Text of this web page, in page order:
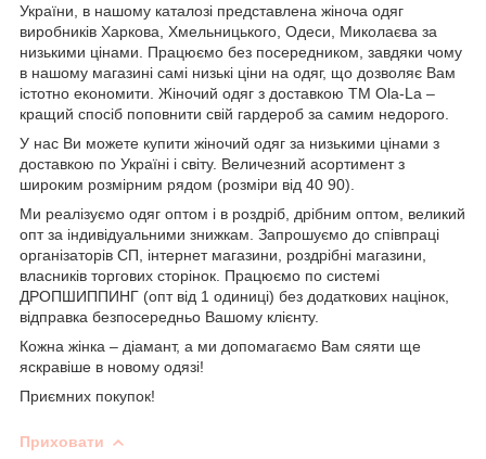
України, в нашому каталозі представлена жіноча одяг
виробників Харкова, Хмельницького, Одеси, Миколаєва за
низькими цінами. Працюємо без посередником, завдяки чому
в нашому магазині самі низькі ціни на одяг, що дозволяє Вам
істотно економити. Жіночий одяг з доставкою TM Ola-La –
кращий спосіб поповнити свій гардероб за самим недорого.
У нас Ви можете купити жіночий одяг за низькими цінами з
доставкою по Україні і світу. Величезний асортимент з
широким розмірним рядом (розміри від 40 90).
Ми реалізуємо одяг оптом і в роздріб, дрібним оптом, великий
опт за індивідуальними знижкам. Запрошуємо до співпраці
організаторів СП, інтернет магазини, роздрібні магазини,
власників торгових сторінок. Працюємо по системі
ДРОПШИППИНГ (опт від 1 одиниці) без додаткових націнок,
відправка безпосередньо Вашому клієнту.
Кожна жінка – діамант, а ми допомагаємо Вам сяяти ще
яскравіше в новому одязі!
Приємних покупок!
Приховати